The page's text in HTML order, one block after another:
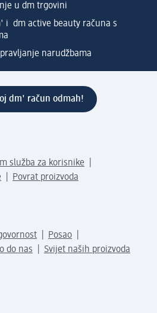
u dm trgovini
i dm active beauty računa s
narudžbama
dm' račun odmah!
služba za korisnike
Povrat proizvoda
Posao
do nas Svijet naših proizvoda